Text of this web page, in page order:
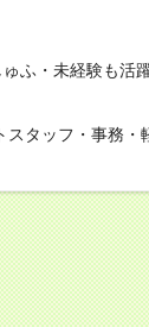
ふ・未経験も活
タッフ・事務・